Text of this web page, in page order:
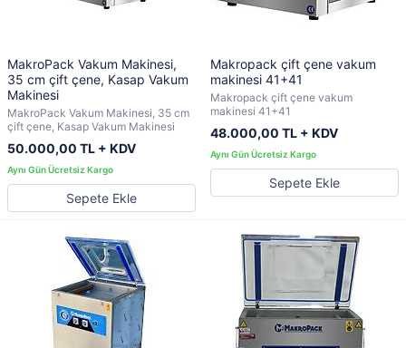
MakroPack Vakum Makinesi,
35 cm çift çene, Kasap Vakum
Makinesi
MakroPack Vakum Makinesi, 35 cm
çift çene, Kasap Vakum Makinesi
50.000,00 TL + KDV
Sepete Ekle
Makropack çift çene vakum
makinesi 41+41
Makropack çift çene vakum
makinesi 41+41
48.000,00 TL + KDV
Sepete Ekle